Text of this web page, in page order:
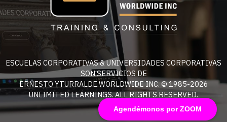
Agendémonos por ZOOM
ESCUELAS CORPORATIVAS & UNIVERSIDADES CORPORATIVAS
SON SERVICIOS DE
ERNESTO YTURRALDE WORLDWIDE INC. © 1985-2026
UNLIMITED LEARNINGS. ALL RIGHTS RESERVED.